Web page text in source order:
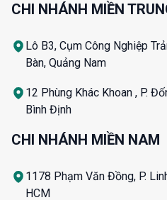
CHI NHÁNH MIỀN
Lô B3, Cụm Công Nghiệp
Bàn, Quảng Nam
12 Phùng Khác Khoan , P.
Bình Định
CHI NHÁNH MIỀN NAM
1178 Phạm Văn Đồng, P.
HCM